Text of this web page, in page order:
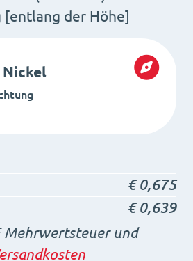
der Höhe]
Nickel
€0,675
€0,639
Mehrwertsteuer und